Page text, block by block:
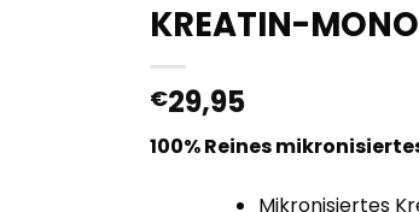
KREATIN-
€29,95
100% Reines
Mikronisiertes